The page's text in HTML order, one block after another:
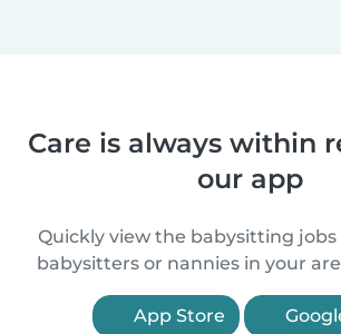
Care is always within
our app
Quickly view the babysitting jobs
babysitters or nannies in your
App Store